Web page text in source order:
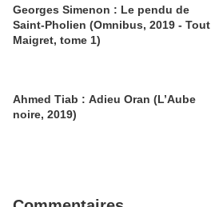
Georges Simenon : Le pendu de
Saint-Pholien (Omnibus, 2019 - Tout
Maigret, tome 1)
Ahmed Tiab : Adieu Oran (L’Aube
noire, 2019)